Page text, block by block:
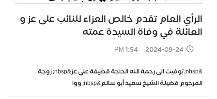
الرأي العام تقدم خالص العزاء للنائب على عز و
العائلة في وفاة السيدة عمته
2024-09-24 1:54 PM
&nbsp;توفيت الى رحمة الله الحاجة قطيفة علي عز&nbsp; زوجة
المرحوم فضيلة الشيخ سعيد أبو سالم&nbsp; ووا